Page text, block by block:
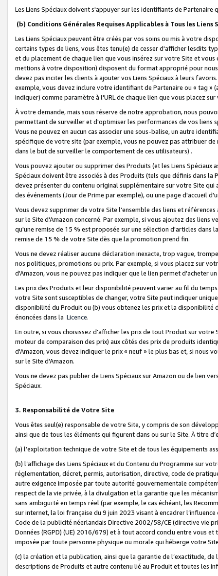
Les Liens Spéciaux doivent s'appuyer sur les identifiants de Partenaire
(b) Conditions Générales Requises Applicables à Tous les Liens
Les Liens Spéciaux peuvent être créés par vos soins ou mis à votre
certains types de liens, vous êtes tenu(e) de cesser d'afficher lesdits
et du placement de chaque lien que vous insérez sur votre Site et
mettions à votre disposition) disposent du format approprié pour
devez pas inciter les clients à ajouter vos Liens Spéciaux à leurs
exemple, vous devez inclure votre identifiant de Partenaire ou « tag
indiquer) comme paramètre à l'URL de chaque lien que vous placez
À votre demande, mais sous réserve de notre approbation, nous
permettant de surveiller et d'optimiser les performances de vos liens
Vous ne pouvez en aucun cas associer une sous-balise, un autre
spécifique de votre site (par exemple, vous ne pouvez pas attribuer
dans le but de surveiller le comportement de ces utilisateurs) .
Vous pouvez ajouter ou supprimer des Produits (et les Liens
Spéciaux doivent être associés à des Produits (tels que définis dans
devez présenter du contenu original supplémentaire sur votre Site qui
des événements (Jour de Prime par exemple), ou une page d'accueil
Vous devez supprimer de votre Site l’ensemble des liens et
sur le Site d'Amazon concerné. Par exemple, si vous ajoutez des
qu'une remise de 15 % est proposée sur une sélection d'articles
remise de 15 % de votre Site dès que la promotion prend fin.
Vous ne devez réaliser aucune déclaration inexacte, trop vague,
nos politiques, promotions ou prix. Par exemple, si vous placez sur
d'Amazon, vous ne pouvez pas indiquer que le lien permet d'acheter
Les prix des Produits et leur disponibilité peuvent varier au fil du
votre Site sont susceptibles de changer, votre Site peut indiquer
disponibilité du Produit ou (b) vous obtenez les prix et la disponibilité
énoncées dans la Licence.
En outre, si vous choisissez d'afficher les prix de tout Produit sur
moteur de comparaison des prix) aux côtés des prix de produits
d'Amazon, vous devez indiquer le prix « neuf » le plus bas et, si nous
sur le Site d'Amazon.
Vous ne devez pas publier de Liens Spéciaux sur Amazon ou de lien
Spéciaux.
3. Responsabilité de Votre Site
Vous êtes seul(e) responsable de votre Site, y compris de son
ainsi que de tous les éléments qui figurent dans ou sur le Site. À titre
(a) l’exploitation technique de votre Site et de tous les équipements
(b) l’affichage des Liens Spéciaux et du Contenu du Programme sur
réglementation, décret, permis, autorisation, directive, code de
autre exigence imposée par toute autorité gouvernementale
respect de la vie privée, à la divulgation et la garantie que les
sans ambiguïté en temps réel (par exemple, le cas échéant, les
sur internet, la loi française du 9 juin 2023 visant à encadrer
Code de la publicité néerlandais Directive 2002/58/CE (directive vie
Données (RGPD) (UE) 2016/679) et à tout accord conclu entre vous
imposée par toute personne physique ou morale qui héberge votre
(c) la création et la publication, ainsi que la garantie de l’exactitude,
descriptions de Produits et autre contenu lié au Produit et toutes les